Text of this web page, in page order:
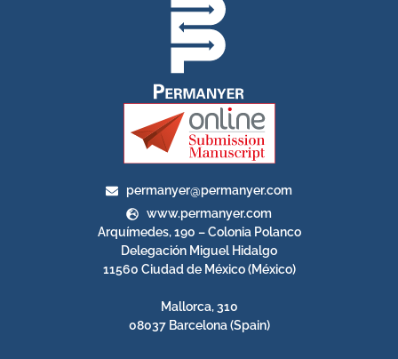
permanyer@permanyer.com
www.permanyer.com
Arquímedes, 190 – Colonia Polanco
Delegación Miguel Hidalgo
11560 Ciudad de México (México)
Mallorca, 310
08037 Barcelona (Spain)